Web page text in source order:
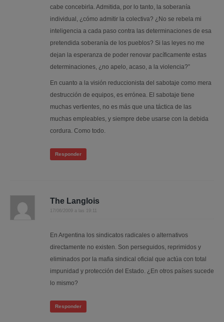
cabe concebirla. Admitida, por lo tanto, la soberanía
individual, ¿cómo admitir la colectiva? ¿No se rebela mi
inteligencia a cada paso contra las determinaciones de esa
pretendida soberanía de los pueblos? Si las leyes no me
dejan la esperanza de poder renovar pacíficamente estas
determinaciones, ¿no apelo, acaso, a la violencia?”
En cuanto a la visión reduccionista del sabotaje como mera
destrucción de equipos, es errónea. El sabotaje tiene
muchas vertientes, no es más que una táctica de las
muchas empleables, y siempre debe usarse con la debida
cordura. Como todo.
Responder
The Langlois
17/06/2009 a las 19:11
En Argentina los sindicatos radicales o alternativos
directamente no existen. Son perseguidos, reprimidos y
eliminados por la mafia sindical oficial que actúa con total
impunidad y protección del Estado. ¿En otros países sucede
lo mismo?
Responder